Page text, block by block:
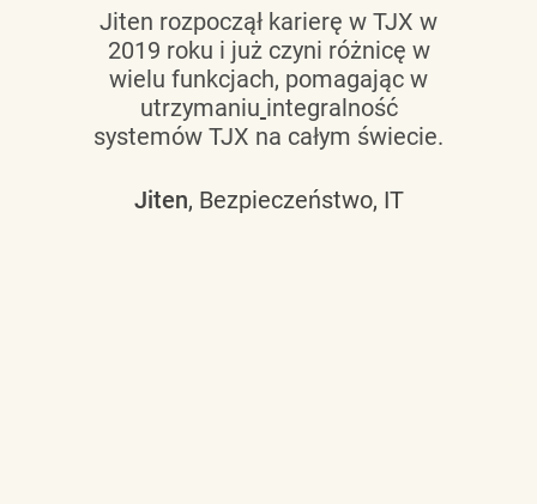
Jiten rozpoczął karierę w TJX w
2019 roku i już czyni różnicę w
wielu funkcjach, pomagając w
utrzymaniu integralność
systemów TJX na całym świecie.
Jiten, Bezpieczeństwo, IT